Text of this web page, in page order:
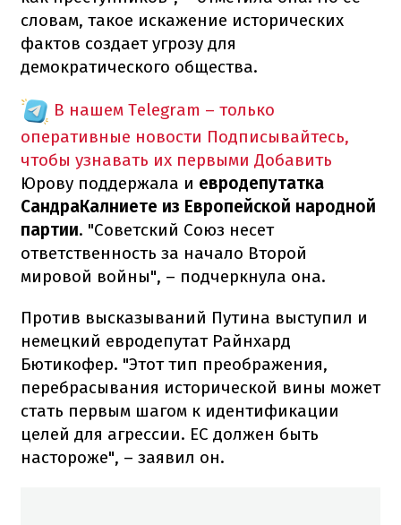
словам, такое искажение исторических
фактов создает угрозу для
демократического общества.
В нашем Telegram – только
оперативные новости Подписывайтесь,
чтобы узнавать их первыми Добавить
Юрову поддержала и евродепутатка
СандраКалниете из Европейской народной
партии. "Советский Союз несет
ответственность за начало Второй
мировой войны", – подчеркнула она.
Против высказываний Путина выступил и
немецкий евродепутат Райнхард
Бютикофер. "Этот тип преображения,
перебрасывания исторической вины может
стать первым шагом к идентификации
целей для агрессии. ЕС должен быть
настороже", – заявил он.